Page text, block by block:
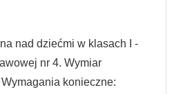
nad dziećmi w klasach I -
nr 4. Wymiar
konieczne: